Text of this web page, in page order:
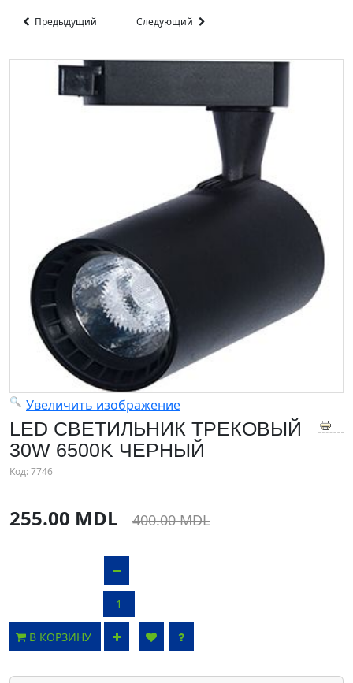
Предыдущий Следующий
Увеличить изображение
LED СВЕТИЛЬНИК ТРЕКОВЫЙ
30W 6500K ЧЕРНЫЙ
Код:7746
255.00 MDL 400.00 MDL
В КОРЗИНУ